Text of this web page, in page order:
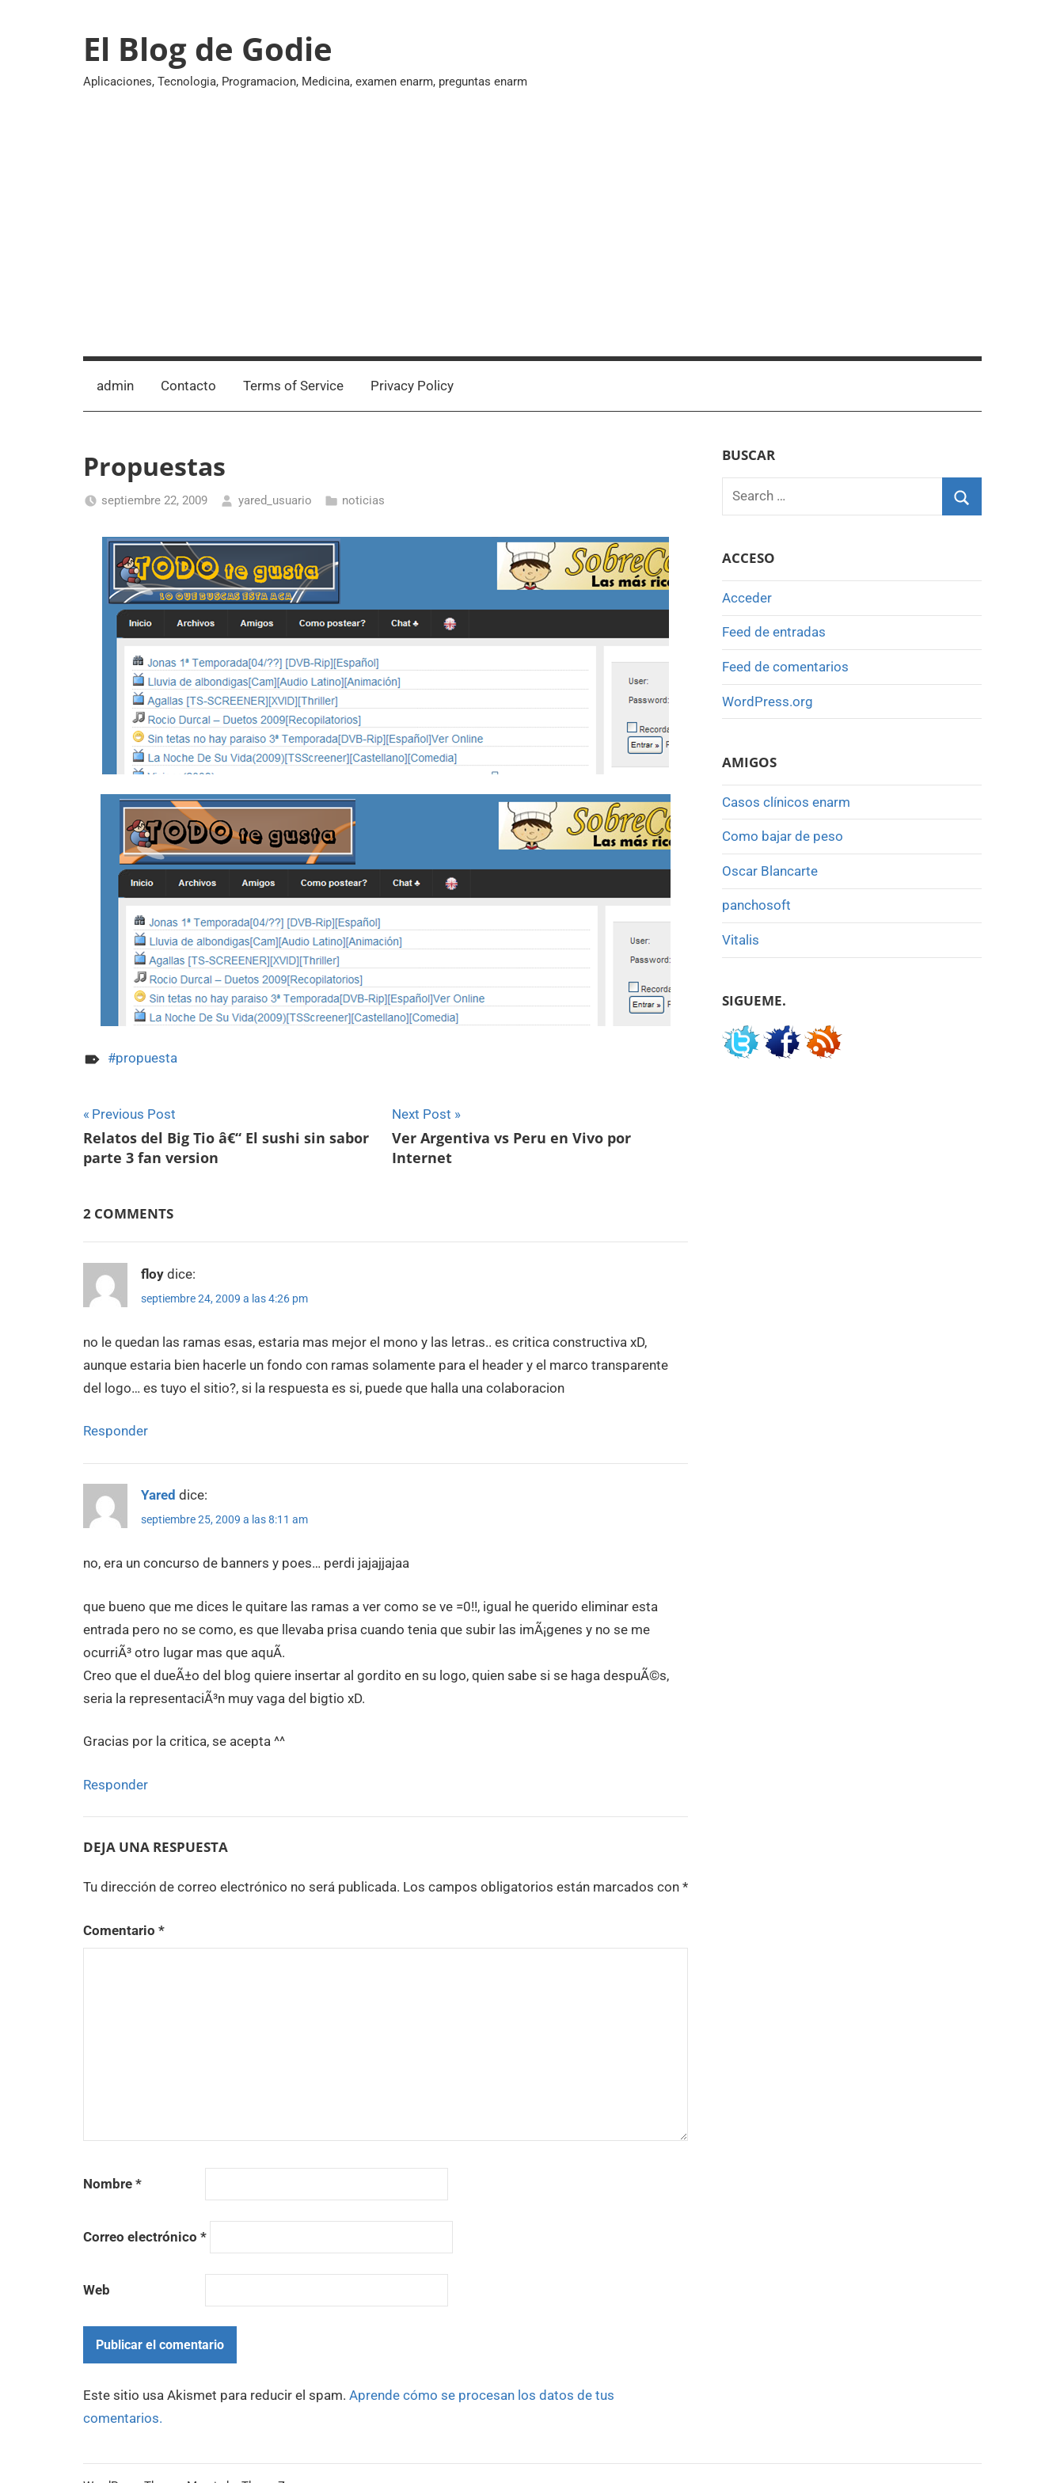
El Blog de Godie
Aplicaciones, Tecnologia, Programacion, Medicina, examen enarm, preguntas enarm
admin Contacto Terms of Service Privacy Policy
Propuestas
septiembre 22, 2009 yared_usuario noticias
propuesta
Navegación
de
Previous Post
Relatos del Big Tio â€“ El sushi sin sabor
parte 3 fan version
Next Post
Ver Argentiva vs Peru en Vivo por
Internet
2 COMMENTS
floy dice:
septiembre 24, 2009 a las 4:26 pm
no le quedan las ramas esas, estaria mas mejor el mono y las letras.. es critica constructiva xD,
aunque estaria bien hacerle un fondo con ramas solamente para el header y el marco transparente
del logo… es tuyo el sitio?, si la respuesta es si, puede que halla una colaboracion
Responder
Yared dice:
septiembre 25, 2009 a las 8:11 am
no, era un concurso de banners y poes… perdi jajajjajaa
que bueno que me dices le quitare las ramas a ver como se ve =0!!, igual he querido eliminar esta
entrada pero no se como, es que llevaba prisa cuando tenia que subir las imÃ¡genes y no se me
ocurriÃ³ otro lugar mas que aquÃ­.
Creo que el dueÃ±o del blog quiere insertar al gordito en su logo, quien sabe si se haga despuÃ©s,
seria la representaciÃ³n muy vaga del bigtio xD.
Gracias por la critica, se acepta ^^
Responder
DEJA UNA RESPUESTA
Tu dirección de correo electrónico no será publicada. Los campos obligatorios están marcados con *
Comentario *
Nombre *
Correo electrónico *
Web
Este sitio usa Akismet para reducir el spam. Aprende cómo se procesan los datos de tus
comentarios.
BUSCAR
Search
ACCESO
Acceder
Feed de entradas
Feed de comentarios
WordPress.org
AMIGOS
Casos clínicos enarm
Como bajar de peso
Oscar Blancarte
panchosoft
Vitalis
SIGUEME.